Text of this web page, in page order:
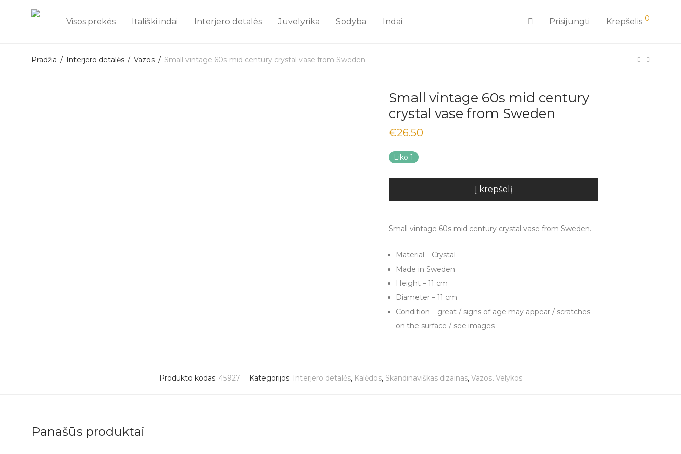
Visos prekės Itališki indai Interjero detalės Juvelyrika Sodyba Indai Prisijungti Krepšelis 0
Pradžia / Interjero detalės / Vazos / Small vintage 60s mid century crystal vase from Sweden
Small vintage 60s mid century
crystal vase from Sweden
€26.50
Liko 1
Į krepšelį
Small vintage 60s mid century crystal vase from Sweden.
Material – Crystal
Made in Sweden
Height – 11 cm
Diameter – 11 cm
Condition – great / signs of age may appear / scratches
on the surface / see images
Produkto kodas: 45927 Kategorijos: Interjero detalės, Kalėdos, Skandinaviškas dizainas, Vazos, Velykos
Panašūs produktai